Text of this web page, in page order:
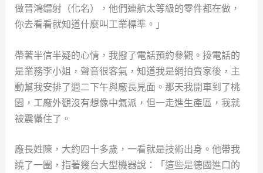
做晉鴻鐳射（化名），他們連航太等級的零件都在做，
你去看看就知道什麼叫工業標準。」
帶著半信半疑的心情，我撥了電話預約參觀。接電話的
是業務李小姐，聲音很客氣，知道我是網拍賣家後，主
動幫我安排了週二下午與廠長見面。那天我開車到了桃
園，工廠外觀沒有想像中氣派，但一走進生產區，我就
被震懾住了。
廠長姓陳，大約四十多歲，一看就是技術出身。他帶我
繞了一圈，指著幾台大型機器說：「這些是德國進口的